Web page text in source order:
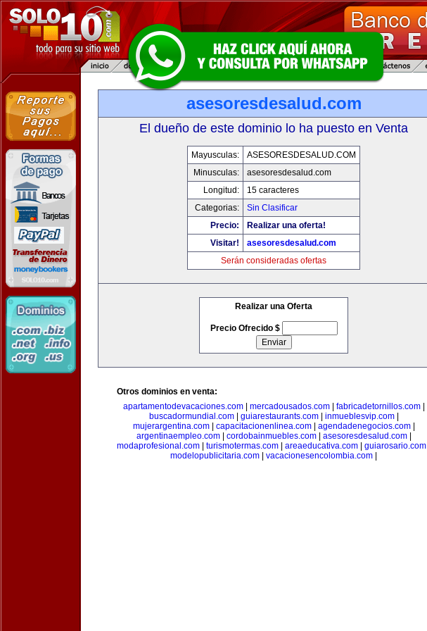
asesoresdesalud.com
El dueño de este dominio lo ha puesto en Venta
Mayusculas:
ASESORESDESALUD.COM
Minusculas:
asesoresdesalud.com
Longitud:
15 caracteres
Categorias:
Sin Clasificar
Precio:
Realizar una oferta!
Visitar!
asesoresdesalud.com
Serán consideradas ofertas
Realizar una Oferta
Precio Ofrecido $
Otros dominios en venta:
apartamentodevacaciones.com| mercadousados.com| fabricadetornillos.com|
buscadormundial.com| guiarestaurants.com| inmueblesvip.com|
mujerargentina.com| capacitacionenlinea.com| agendadenegocios.com|
argentinaempleo.com| cordobainmuebles.com| asesoresdesalud.com|
modaprofesional.com
turismotermas.com areaeducativa.com guiarosario.com
modelopublicitaria.com
vacacionesencolombia.com